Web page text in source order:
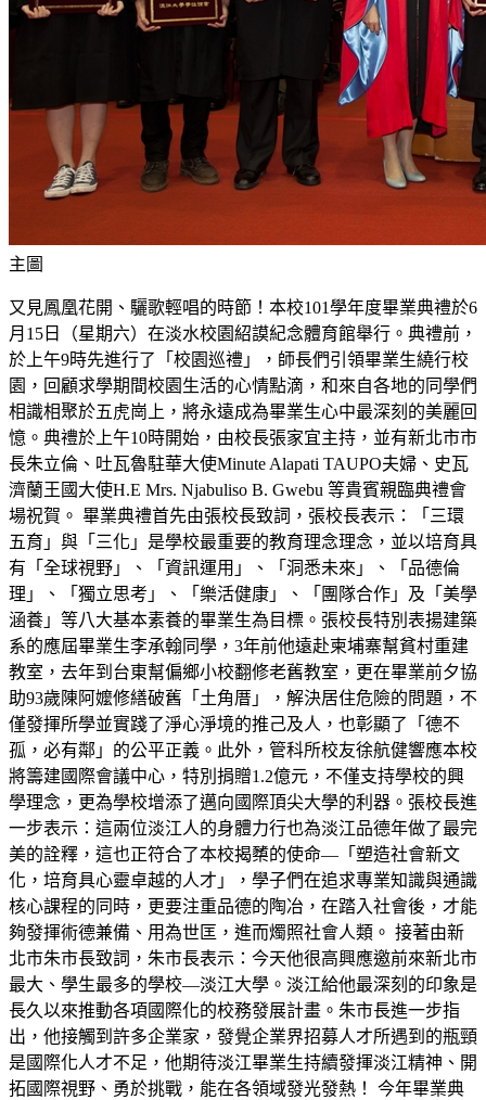
主圖
又見鳳凰花開、驪歌輕唱的時節！本校101學年度畢業典禮於6
月15日（星期六）在淡水校園紹謨紀念體育館舉行。典禮前，
於上午9時先進行了「校園巡禮」，師長們引領畢業生繞行校
園，回顧求學期間校園生活的心情點滴，和來自各地的同學們
相識相聚於五虎崗上，將永遠成為畢業生心中最深刻的美麗回
憶。典禮於上午10時開始，由校長張家宜主持，並有新北市市
長朱立倫、吐瓦魯駐華大使Minute Alapati TAUPO夫婦、史瓦
濟蘭王國大使H.E Mrs. Njabuliso B. Gwebu 等貴賓親臨典禮會
場祝賀。 畢業典禮首先由張校長致詞，張校長表示：「三環
五育」與「三化」是學校最重要的教育理念理念，並以培育具
有「全球視野」、「資訊運用」、「洞悉未來」、「品德倫
理」、「獨立思考」、「樂活健康」、「團隊合作」及「美學
涵養」等八大基本素養的畢業生為目標。張校長特別表揚建築
系的應屆畢業生李承翰同學，3年前他遠赴柬埔寨幫貧村重建
教室，去年到台東幫偏鄉小校翻修老舊教室，更在畢業前夕協
助93歲陳阿嬤修繕破舊「土角厝」，解決居住危險的問題，不
僅發揮所學並實踐了淨心淨境的推己及人，也彰顯了「德不
孤，必有鄰」的公平正義。此外，管科所校友徐航健響應本校
將籌建國際會議中心，特別捐贈1.2億元，不僅支持學校的興
學理念，更為學校增添了邁向國際頂尖大學的利器。張校長進
一步表示：這兩位淡江人的身體力行也為淡江品德年做了最完
美的詮釋，這也正符合了本校揭櫫的使命—「塑造社會新文
化，培育具心靈卓越的人才」，學子們在追求專業知識與通識
核心課程的同時，更要注重品德的陶冶，在踏入社會後，才能
夠發揮術德兼備、用為世匡，進而燭照社會人類。 接著由新
北市朱市長致詞，朱市長表示：今天他很高興應邀前來新北市
最大、學生最多的學校—淡江大學。淡江給他最深刻的印象是
長久以來推動各項國際化的校務發展計畫。朱市長進一步指
出，他接觸到許多企業家，發覺企業界招募人才所遇到的瓶頸
是國際化人才不足，他期待淡江畢業生持續發揮淡江精神、開
拓國際視野、勇於挑戰，能在各領域發光發熱！ 今年畢業典